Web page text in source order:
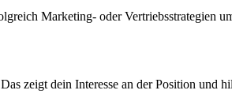
Marketing- oder Vertriebsstrategien
zeigt dein Interesse an der Position